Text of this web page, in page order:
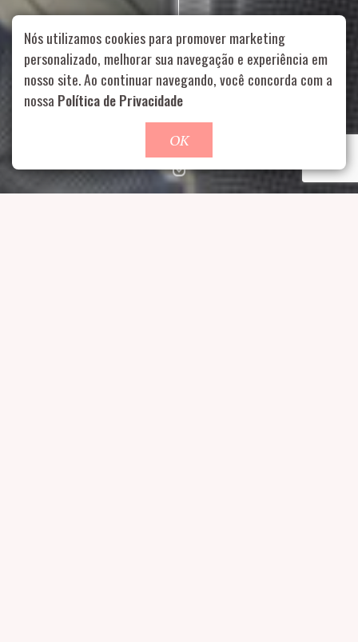
Rua Aurélia, 1714 – Vila Romana, São Paulo – SP | 55 11
99178-5848 | contato@nucleofood.com
Role para continar
Nós utilizamos cookies para promover marketing
personalizado, melhorar sua navegação e experiência em
nosso site. Ao continuar navegando, você concorda com a
nossa Política de Privacidade
OK